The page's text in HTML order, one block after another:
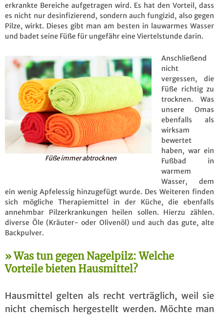
erkrankte Bereiche aufgetragen wird. Es hat den Vorteil, dass
es nicht nur desinfizierend, sondern auch fungizid, also gegen
Pilze, wirkt. Dieses gibt man am besten in lauwarmes Wasser
und badet seine Füße für ungefähr eine Viertelstunde darin.
Füße immer abtrocknen
Anschließend
nicht
vergessen, die
Füße richtig zu
trocknen. Was
unsere Omas
ebenfalls als
wirksam
bewertet
haben, war ein
Fußbad in
warmem
Wasser, dem
ein wenig Apfelessig hinzugefügt wurde. Des Weiteren finden
sich mögliche Therapiemittel in der Küche, die ebenfalls
annehmbar Pilzerkrankungen heilen sollen. Hierzu zählen.
diverse Öle (Kräuter- oder Olivenöl) und auch das gute, alte
Backpulver.
Was tun gegen Nagelpilz: Welche
Vorteile bieten Hausmittel?
Hausmittel gelten als recht verträglich, weil sie
nicht chemisch hergestellt werden. Möchte man